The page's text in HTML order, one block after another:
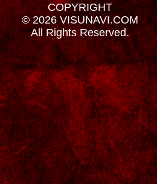
COPYRIGHT
© 2026 VISUNAVI.COM
All Rights Reserved.